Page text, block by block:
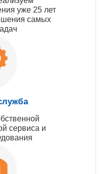
уже 25 лет
самых
сервиса и